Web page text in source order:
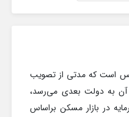
است که مدتی از تصویب
آن به دولت بعدی می‌رسد،
در بازار مسکن براساس